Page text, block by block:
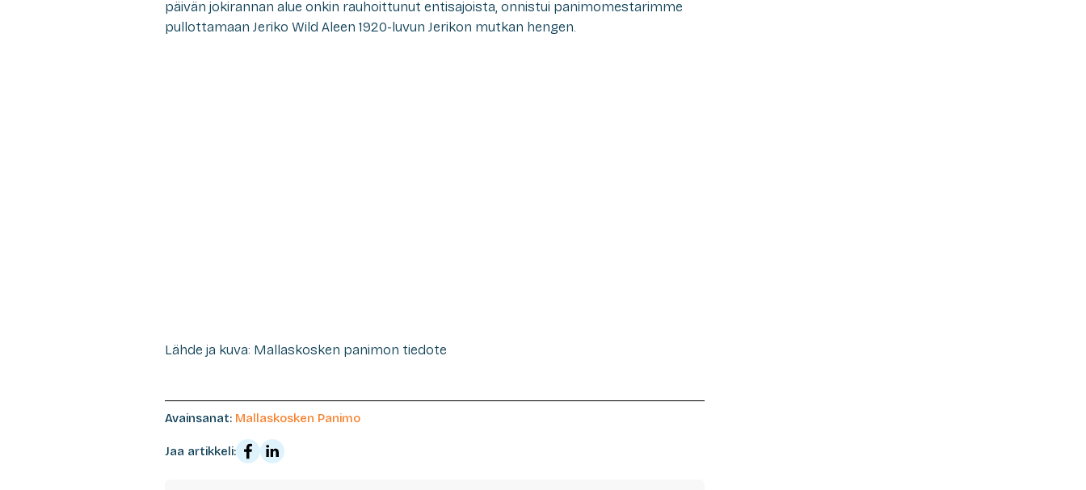
päivän jokirannan alue onkin rauhoittunut entisajoista, onnistui panimomestarimme
pullottamaan Jeriko Wild Aleen 1920-luvun Jerikon mutkan hengen.
Lähde ja kuva: Mallaskosken panimon tiedote
Avainsanat: Mallaskosken Panimo
Jaa artikkeli: